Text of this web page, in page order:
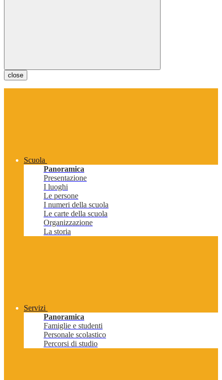
close
Scuola
Panoramica
Presentazione
I luoghi
Le persone
I numeri della scuola
Le carte della scuola
Organizzazione
La storia
Servizi
Panoramica
Famiglie e studenti
Personale scolastico
Percorsi di studio